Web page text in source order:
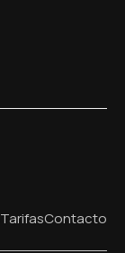
TarifasContacto